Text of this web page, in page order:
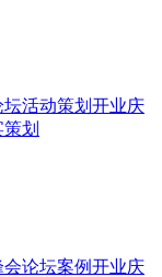
坛活动策划 开业庆
划
会论坛案例开业庆